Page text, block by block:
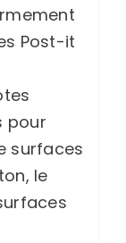
Post-it
pour
surfaces
le